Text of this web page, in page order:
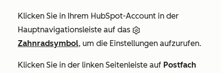
Klicken Sie in Ihrem HubSpot-Account in der
Hauptnavigationsleiste auf das
Zahnradsymbol, um die Einstellungen aufzurufen.
Klicken Sie in der linken Seitenleiste auf Postfach